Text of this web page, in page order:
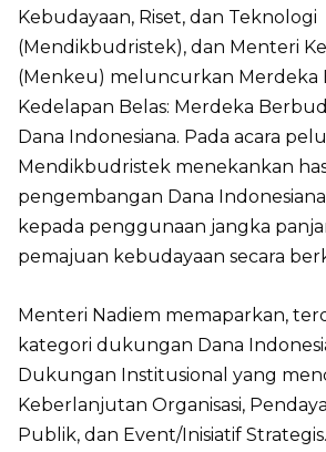
Kebudayaan, Riset, dan Teknologi
(Mendikbudristek), dan Menteri
(Menkeu) meluncurkan Merdeka
Kedelapan Belas: Merdeka
Dana Indonesiana. Pada acara
Mendikbudristek menekankan
pengembangan Dana
kepada penggunaan jangka
pemajuan kebudayaan secara
Menteri Nadiem memaparkan,
kategori dukungan Dana
Dukungan Institusional yang
Keberlanjutan Organisasi,
Publik, dan Event/Inisiatif